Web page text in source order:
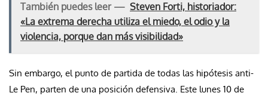
También puedes leer — Steven Forti, historiador:
«La extrema derecha utiliza el miedo, el odio y la
violencia, porque dan más visibilidad»
Sin embargo, el punto de partida de todas las hipótesis anti-
Le Pen, parten de una posición defensiva. Este lunes 10 de